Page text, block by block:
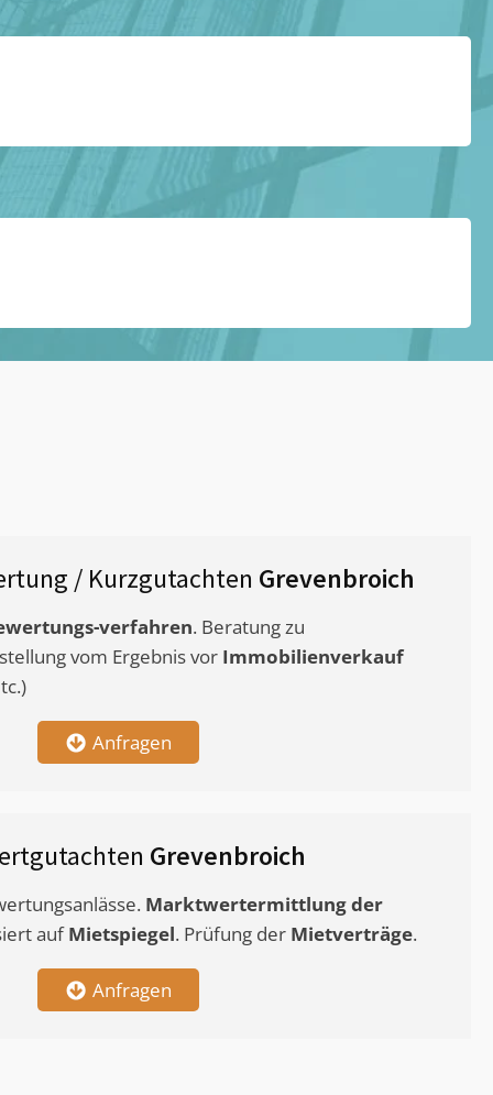
/ Kurzgutachten Grevenbroich
verfahren. Beratung zu
vom Ergebnis vor Immobilienverkauf
Anfragen
Grevenbroich
Marktwertermittlungder
aufMietspiegel. Prüfung der Mietverträge.
Anfragen